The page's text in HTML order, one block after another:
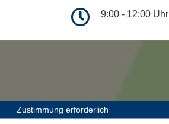
9:00 - 12:00 Uhr
Zustimmung erforderlich